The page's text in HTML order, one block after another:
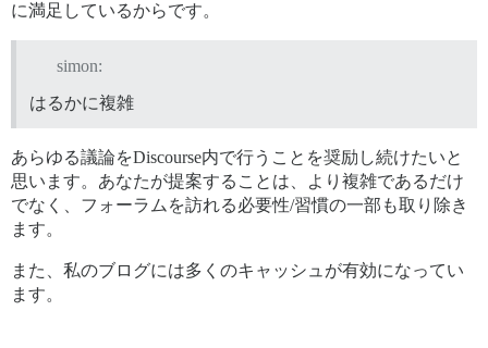
に満足しているからです。
simon:
はるかに複雑
あらゆる議論をDiscourse内で行うことを奨励し続けたいと
思います。あなたが提案することは、より複雑であるだけ
でなく、フォーラムを訪れる必要性/習慣の一部も取り除き
ます。
また、私のブログには多くのキャッシュが有効になってい
ます。